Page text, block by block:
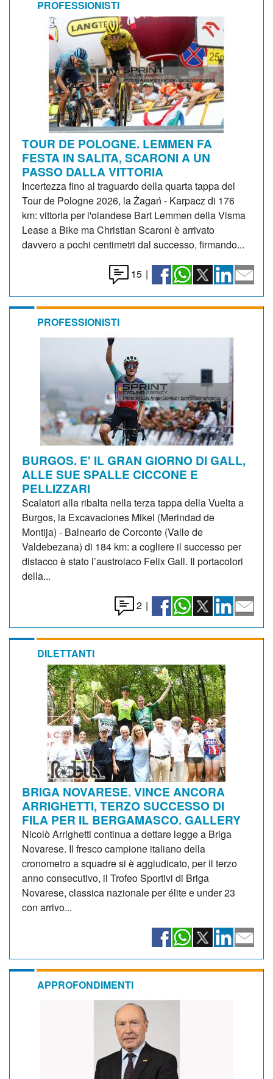
PROFESSIONISTI
TOUR DE POLOGNE. LEMMEN FA
FESTA IN SALITA, SCARONI A UN
PASSO DALLA VITTORIA
Incertezza fino al traguardo della quarta tappa del
Tour de Pologne 2026, la Żagań - Karpacz di 176
km: vittoria per l'olandese Bart Lemmen della Visma
Lease a Bike ma Christian Scaroni è arrivato
davvero a pochi centimetri dal successo, firmando...
15 |
PROFESSIONISTI
BURGOS. E' IL GRAN GIORNO DI GALL,
ALLE SUE SPALLE CICCONE E
PELLIZZARI
Scalatori alla ribalta nella terza tappa della Vuelta a
Burgos, la Excavaciones Mikel (Merindad de
Montija) - Balneario de Corconte (Valle de
Valdebezana) di 184 km: a cogliere il successo per
distacco è stato l’austroiaco Felix Gall. Il portacolori
della...
2 |
DILETTANTI
BRIGA NOVARESE. VINCE ANCORA
ARRIGHETTI, TERZO SUCCESSO DI
FILA PER IL BERGAMASCO. GALLERY
Nicolò Arrighetti continua a dettare legge a Briga
Novarese. Il fresco campione italiano della
cronometro a squadre si è aggiudicato, per il terzo
anno consecutivo, il Trofeo Sportivi di Briga
Novarese, classica nazionale per élite e under 23
con arrivo...
APPROFONDIMENTI